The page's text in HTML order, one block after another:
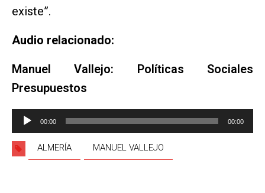
existe”.
Audio relacionado:
Manuel Vallejo: Políticas Sociales
Presupuestos
Reproductor
audio
00:00 00:00
ALMERÍA MANUEL VALLEJO